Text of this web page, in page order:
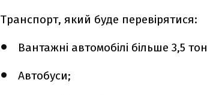
Транспорт, який буде перевірятися:
Вантажні автомобілі більше 3,5
Автобуси;